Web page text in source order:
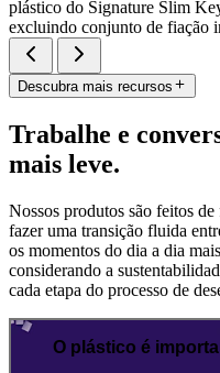
plástico do Signature Slim
excluindo conjunto de fiação
Descubra mais recursos
Trabalhe e
mais leve.
Nossos produtos são feitos
fazer uma transição fluida
os momentos do dia a dia
considerando a
cada etapa do processo de
O plástico é